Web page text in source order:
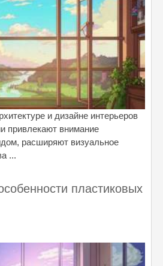
и дизайне интерьеров
привлекают внимание
расширяют визуальное
...
пластиковых